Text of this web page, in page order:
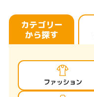
す
グルメガイド
営業時間
施設案内
ご意見・お問い合わせ
カテゴリー
から探す
ファッション